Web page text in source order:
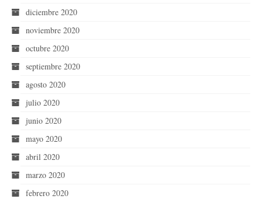
diciembre 2020
noviembre 2020
octubre 2020
septiembre 2020
agosto 2020
julio 2020
junio 2020
mayo 2020
abril 2020
marzo 2020
febrero 2020